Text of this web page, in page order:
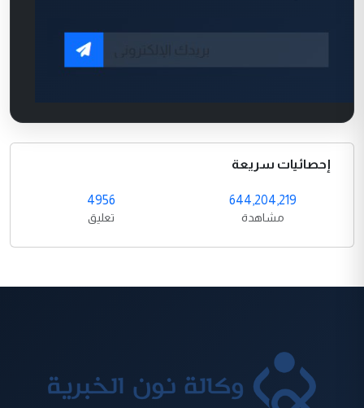
إحصائيات سريعة
644,204,219
مشاهدة
4956
تعليق